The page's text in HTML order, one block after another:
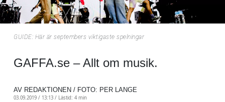
GUIDE: Här är septembers viktigaste spelningar
GAFFA.se – Allt om musik.
AV REDAKTIONEN / FOTO: PER LANGE
03.09.2019 / 13:13 / Lästid: 4 min